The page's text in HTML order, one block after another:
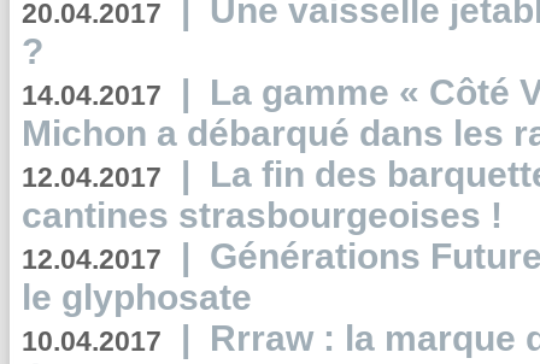
20.04.2017 | Une vaisselle
?
14.04.2017 | La gamme « Côté
Michon a débarqué dans les
12.04.2017 | La fin des
cantines strasbourgeoises !
12.04.2017 | Générations
le glyphosate
10.04.2017 | Rrraw : la marque